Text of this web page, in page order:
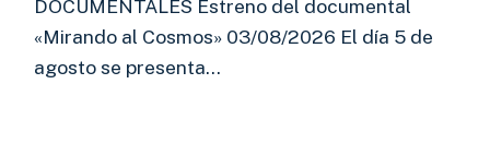
DOCUMENTALES Estreno del documental
«Mirando al Cosmos» 03/08/2026 El día 5 de
agosto se presenta…